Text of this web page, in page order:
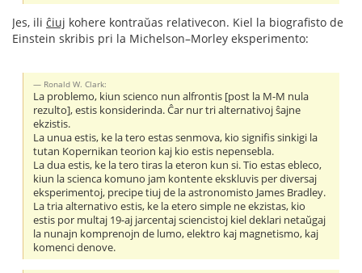
Jes, ili ĉiuj kohere kontraŭas relativecon. Kiel la biografisto de
Einstein skribis pri la Michelson–Morley eksperimento:
Ronald W. Clark:
La problemo, kiun scienco nun alfrontis [post la M-M nula
rezulto], estis konsiderinda. Ĉar nur tri alternativoj ŝajne
ekzistis.
La unua estis, ke la tero estas senmova, kio signifis sinkigi la
tutan Kopernikan teorion kaj kio estis nepensebla.
La dua estis, ke la tero tiras la eteron kun si. Tio estas ebleco,
kiun la scienca komuno jam kontente ekskluvis per diversaj
eksperimentoj, precipe tiuj de la astronomisto James Bradley.
La tria alternativo estis, ke la etero simple ne ekzistas, kio
estis por multaj 19-aj jarcentaj sciencistoj kiel deklari netaŭgaj
la nunajn komprenojn de lumo, elektro kaj magnetismo, kaj
komenci denove.